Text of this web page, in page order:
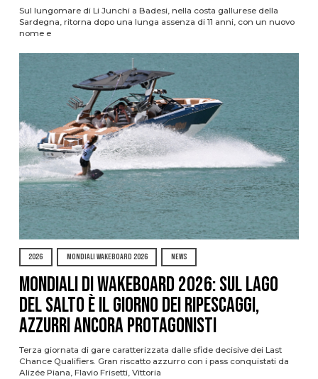
Sul lungomare di Li Junchi a Badesi, nella costa gallurese della
Sardegna, ritorna dopo una lunga assenza di 11 anni, con un nuovo
nome e
2026 MONDIALI WAKEBOARD 2026 NEWS
Mondiali di Wakeboard 2026: sul Lago
del Salto è il giorno dei ripescaggi,
azzurri ancora protagonisti
Terza giornata di gare caratterizzata dalle sfide decisive dei Last
Chance Qualifiers. Gran riscatto azzurro con i pass conquistati da
Alizée Piana, Flavio Frisetti, Vittoria